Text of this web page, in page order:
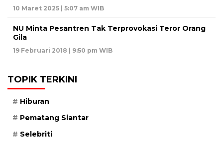
10 Maret 2025 | 5:07 am WIB
NU Minta Pesantren Tak Terprovokasi Teror Orang
Gila
19 Februari 2018 | 9:50 pm WIB
TOPIK TERKINI
Hiburan
Pematang Siantar
Selebriti